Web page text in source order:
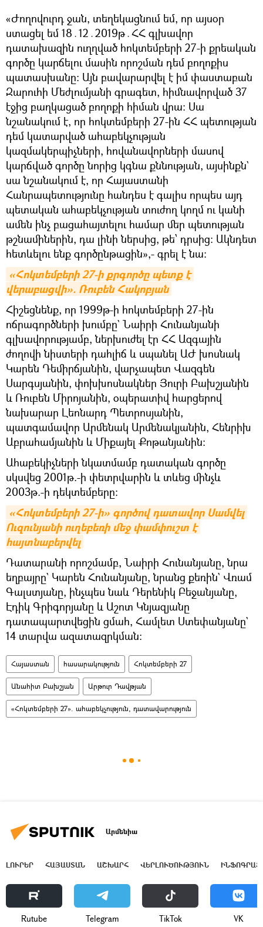
«Ժողովուրդ ջան, տեղեկացնում եմ, որ այսօր
ստացել եմ 18․12․2019թ․ՀՀ գլխավոր
դատախազին ուղղված հոկտեմբերի 27-ի քրեական
գործը կարճելու մասին որոշման դեմ բողոքիս
պատասխանը։ Այն բավարարվել է իմ փաստաբան
Զարուհի Մեժլումյանի գրագետ, հիմնավորված 37
էջից բաղկացած բողոքի հիման վրա։ Սա
նշանակում է, որ հոկտեմբերի 27-ին ՀՀ պետության
դեմ կատարված ահաբեկչության
կազմակերպիչների, հովանավորների մասով
կարճված գործը նորից կգնա քննության, այսինքն`
սա նշանակում է, որ Հայաստանի
Հանրապետությունը հանդես է գալիս որպես այդ
պետական ահաբեկչության տուժող կողմ ու կանի
ամեն ինչ բացահայտելու համար մեր պետության
թշնամիներին, դա լինի ներսից, թե՝ դրսից։ Ակնդետ
հետևելու ենք գործընթացին»,- գրել է նա։
«Հոկտեմբերի 27-ի քրգործը պետք է
վերաբացվի». Ռուբեն Հակոբյան
Հիշեցնենք, որ 1999թ-ի հոկտեմբերի 27-ին
ոճրագործների խումբը` Նաիրի Հունանյանի
գլխավորությամբ, ներխուժել էր ՀՀ Ազգային
ժողովի նիստերի դահլիճ և սպանել ԱԺ խոսնակ
Կարեն Դեմիրճյանին, վարչապետ Վազգեն
Սարգսյանին, փոխխոսնակներ Յուրի Բախշյանին
և Ռուբեն Միրոյանին, օպերատիվ հարցերով
նախարար Լեոնարդ Պետրոսյանին,
պատգամավոր Արմենակ Արմենակյանին, Հենրիխ
Աբրահամյանին և Միքայել Քոթանյանին:
Ահաբեկիչների նկատմամբ դատական գործը
սկսվեց 2001թ.-ի փետրվարին և տևեց մինչև
2003թ.-ի դեկտեմբերը։
«Հոկտեմբերի 27-ի» գործով դատավոր Սամվել
Ուզունյանի ուղեբեռի մեջ փամփուշտ է
հայտնաբերվել
Դատարանի որոշմամբ, Նաիրի Հունանյանը, նրա
եղբայրը` Կարեն Հունանյանը, նրանց քեռին` Վռամ
Գալստյանը, ինչպես նաև Դերենիկ Բեջանյանը,
Էդիկ Գրիգորյանը և Աշոտ Կնյազյանը
դատապարտվեցին ցմահ, Համլետ Ստեփանյանը`
14 տարվա ազատազրկման։
Հայաստան հասարակություն Հոկտեմբերի 27
Անահիտ Բախշյան Արթուր Դավթյան
«Հոկտեմբերի 27». ահաբեկչություն, դատավարություն
Արմենիա
ԼՈՒՐԵՐ ՀԱՅԱՍՏԱՆ ԱՇԽԱՐՀ ՎԵՐԼՈՒԾՈՒԹՅՈՒՆ
Rutube Telegram ТikТоk VK